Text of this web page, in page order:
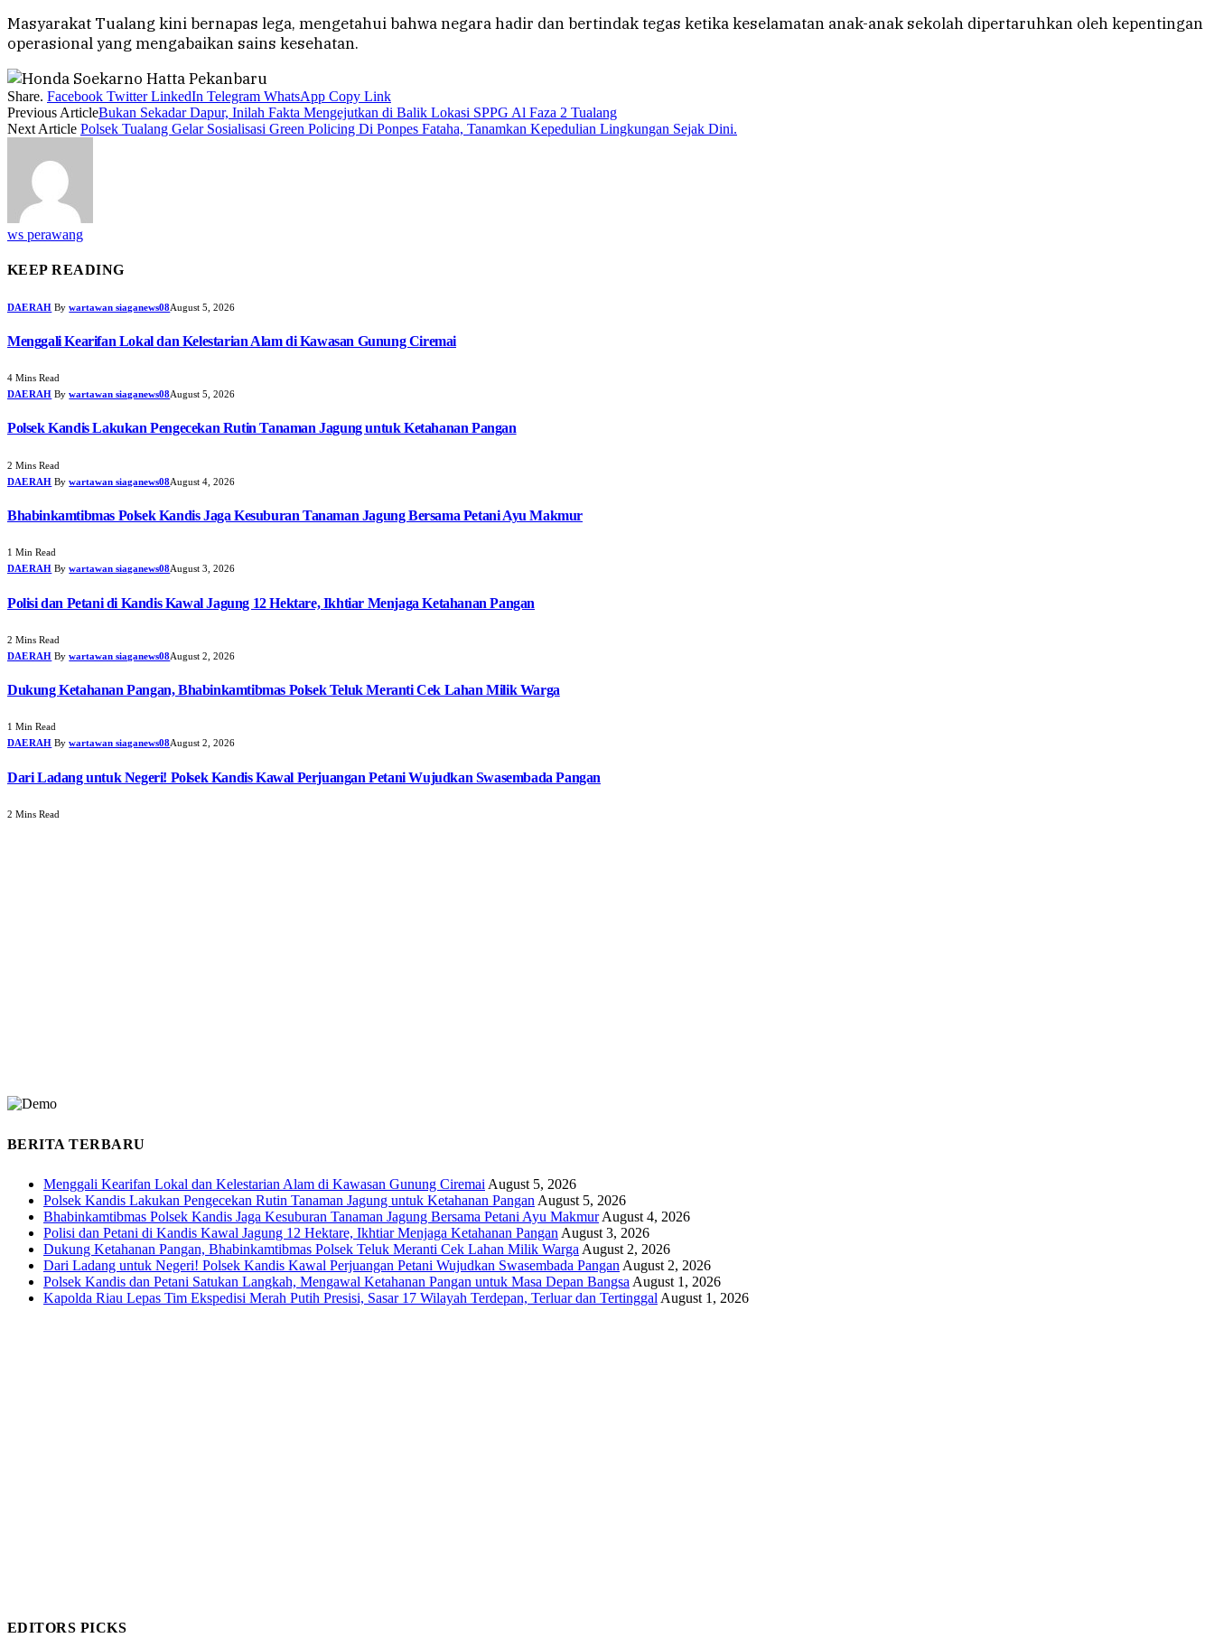
Masyarakat Tualang kini bernapas lega, mengetahui bahwa negara hadir dan bertindak tegas ketika keselamatan anak-anak sekolah dipertaruhkan oleh kepentingan
operasional yang mengabaikan sains kesehatan.
Share. Facebook Twitter LinkedIn Telegram WhatsApp Copy Link
Previous ArticleBukan Sekadar Dapur, Inilah Fakta Mengejutkan di Balik Lokasi SPPG Al Faza 2 Tualang
Next Article Polsek Tualang Gelar Sosialisasi Green Policing Di Ponpes Fataha, Tanamkan Kepedulian Lingkungan Sejak Dini.
ws perawang
KEEP READING
DAERAH By wartawan siaganews08August 5, 2026
Menggali Kearifan Lokal dan Kelestarian Alam di Kawasan Gunung Ciremai
4 Mins Read
DAERAH By wartawan siaganews08August 5, 2026
Polsek Kandis Lakukan Pengecekan Rutin Tanaman Jagung untuk Ketahanan Pangan
2 Mins Read
DAERAH By wartawan siaganews08August 4, 2026
Bhabinkamtibmas Polsek Kandis Jaga Kesuburan Tanaman Jagung Bersama Petani Ayu Makmur
1 Min Read
DAERAH By wartawan siaganews08August 3, 2026
Polisi dan Petani di Kandis Kawal Jagung 12 Hektare, Ikhtiar Menjaga Ketahanan Pangan
2 Mins Read
DAERAH By wartawan siaganews08August 2, 2026
Dukung Ketahanan Pangan, Bhabinkamtibmas Polsek Teluk Meranti Cek Lahan Milik Warga
1 Min Read
DAERAH By wartawan siaganews08August 2, 2026
Dari Ladang untuk Negeri! Polsek Kandis Kawal Perjuangan Petani Wujudkan Swasembada Pangan
2 Mins Read
BERITA TERBARU
Menggali Kearifan Lokal dan Kelestarian Alam di Kawasan Gunung Ciremai August 5, 2026
Polsek Kandis Lakukan Pengecekan Rutin Tanaman Jagung untuk Ketahanan Pangan August 5, 2026
Bhabinkamtibmas Polsek Kandis Jaga Kesuburan Tanaman Jagung Bersama Petani Ayu Makmur August 4, 2026
Polisi dan Petani di Kandis Kawal Jagung 12 Hektare, Ikhtiar Menjaga Ketahanan Pangan August 3, 2026
Dukung Ketahanan Pangan, Bhabinkamtibmas Polsek Teluk Meranti Cek Lahan Milik Warga August 2, 2026
Dari Ladang untuk Negeri! Polsek Kandis Kawal Perjuangan Petani Wujudkan Swasembada Pangan August 2, 2026
Polsek Kandis dan Petani Satukan Langkah, Mengawal Ketahanan Pangan untuk Masa Depan Bangsa August 1, 2026
Kapolda Riau Lepas Tim Ekspedisi Merah Putih Presisi, Sasar 17 Wilayah Terdepan, Terluar dan Tertinggal August 1, 2026
EDITORS PICKS